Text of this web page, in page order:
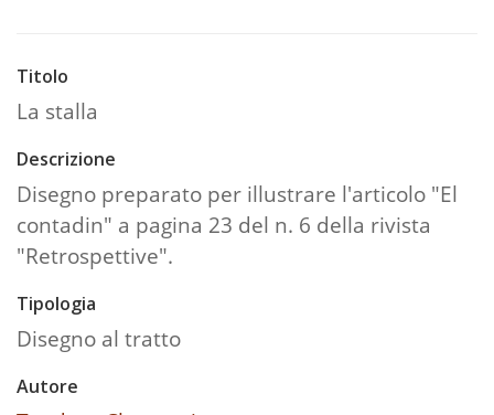
Titolo
La stalla
Descrizione
Disegno preparato per illustrare l'articolo "El
contadin" a pagina 23 del n. 6 della rivista
"Retrospettive".
Tipologia
Disegno al tratto
Autore